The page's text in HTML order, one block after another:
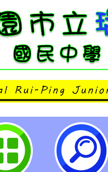
民及學前教育
理114年度全
查初階課程」